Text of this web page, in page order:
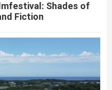
Shades of
Fiction